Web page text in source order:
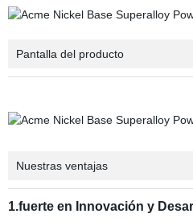
Pantalla del producto
Nuestras ventajas
1.fuerte en Innovación y